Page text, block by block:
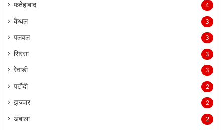
फतेहाबाद 4
कैथल 3
पलवल 3
सिरसा 3
रेवाड़ी 3
पटौदी 2
झज्जर 2
अंबाला 2